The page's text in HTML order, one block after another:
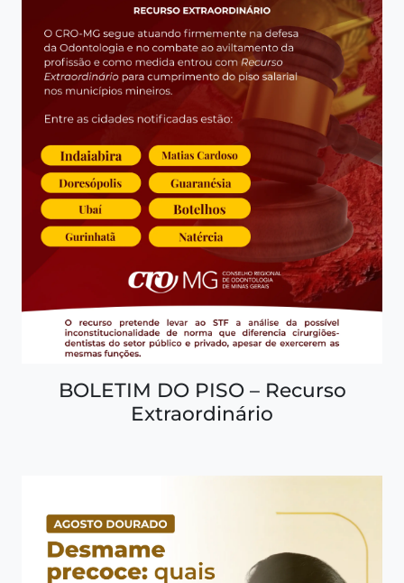
BOLETIM DO PISO – Recurso
Extraordinário